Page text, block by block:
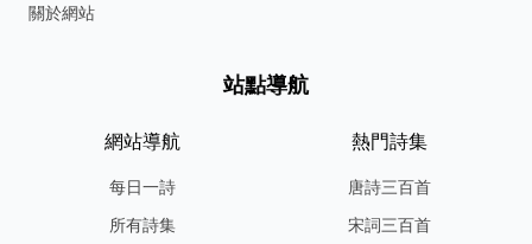
關於網站
站點導航
網站導航
每日一詩
所有詩集
熱門詩集
唐詩三百首
宋詞三百首